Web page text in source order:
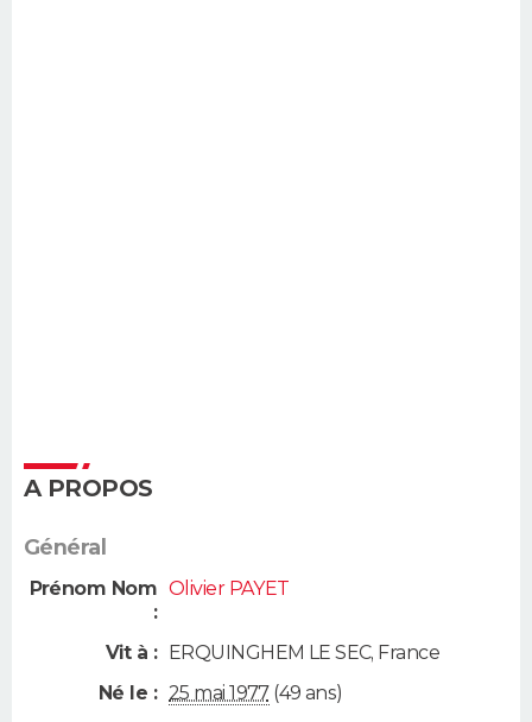
A PROPOS
Général
Prénom Nom
:
Olivier PAYET
Vit à : ERQUINGHEM LE SEC, France
Né le : 25 mai 1977(49 ans)